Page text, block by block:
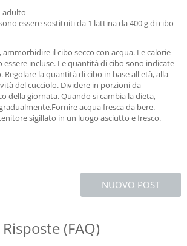
adulto
essere sostituiti da 1 lattina da 400 g di cibo
ammorbidire il cibo secco con acqua. Le calorie
essere incluse. Le quantità di cibo sono indicate
la quantità di cibo in base all'età, alla
del cucciolo. Dividere in porzioni da
della giornata. Quando si cambia la dieta,
acqua fresca da bere.
sigillato in un luogo asciutto e fresco.
NUOVO POST
(FAQ)